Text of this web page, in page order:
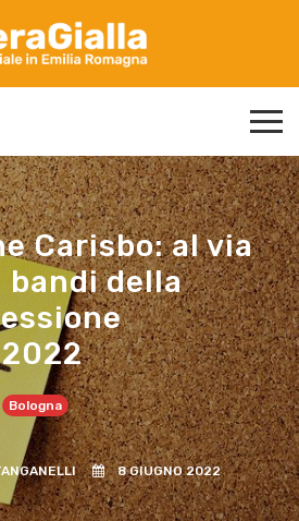
Carisbo: al via
bandi della
Bologna
8 GIUGNO 2022